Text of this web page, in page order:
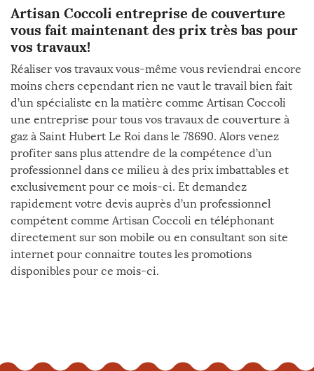
Artisan Coccoli entreprise de couverture
vous fait maintenant des prix très bas pour
vos travaux!
Réaliser vos travaux vous-même vous reviendrai encore
moins chers cependant rien ne vaut le travail bien fait
d’un spécialiste en la matière comme Artisan Coccoli
une entreprise pour tous vos travaux de couverture à
gaz à Saint Hubert Le Roi dans le 78690. Alors venez
profiter sans plus attendre de la compétence d’un
professionnel dans ce milieu à des prix imbattables et
exclusivement pour ce mois-ci. Et demandez
rapidement votre devis auprès d’un professionnel
compétent comme Artisan Coccoli en téléphonant
directement sur son mobile ou en consultant son site
internet pour connaitre toutes les promotions
disponibles pour ce mois-ci.